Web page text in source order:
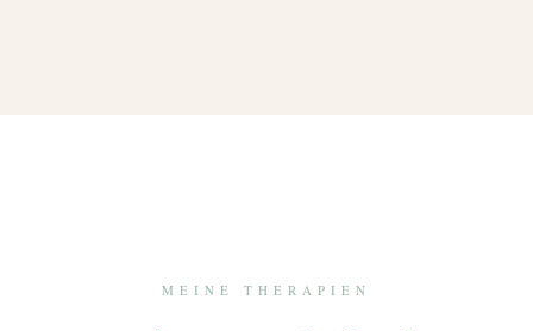
MEINE THERAPIEN